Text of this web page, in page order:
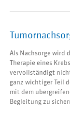
Als Nachsorge wird
Therapie eines
vervollständigt
ganz wichtiger Teil
mit dem
Begleitung zu